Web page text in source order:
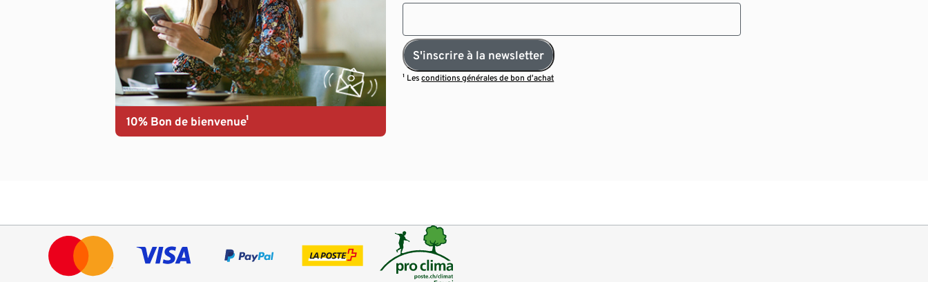
10% Bon de bienvenue¹
S'inscrire à la newsletter
¹ Lesconditions générales de bon d’achat